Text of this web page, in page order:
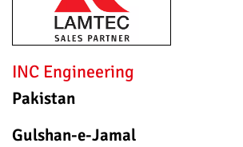
INC Engineering
Pakistan
Gulshan-e-Jamal